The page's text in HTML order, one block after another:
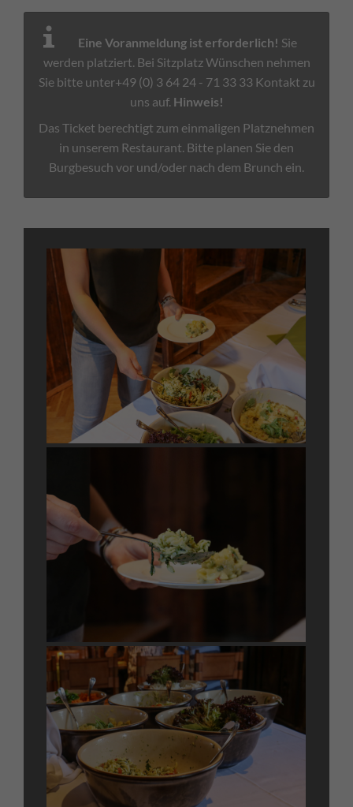
Eine Voranmeldung ist erforderlich! Sie
werden platziert. Bei Sitzplatz Wünschen nehmen
Sie bitte unter+49 (0) 3 64 24 - 71 33 33 Kontakt zu
uns auf. Hinweis!
Das Ticket berechtigt zum einmaligen Platznehmen
in unserem Restaurant. Bitte planen Sie den
Burgbesuch vor und/oder nach dem Brunch ein.